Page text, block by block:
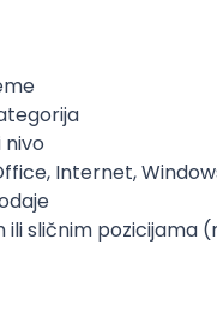
nivo
Internet,
ili sličnim